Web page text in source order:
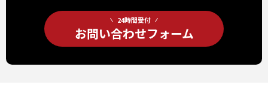
24時間受付
お問い合わせフォーム